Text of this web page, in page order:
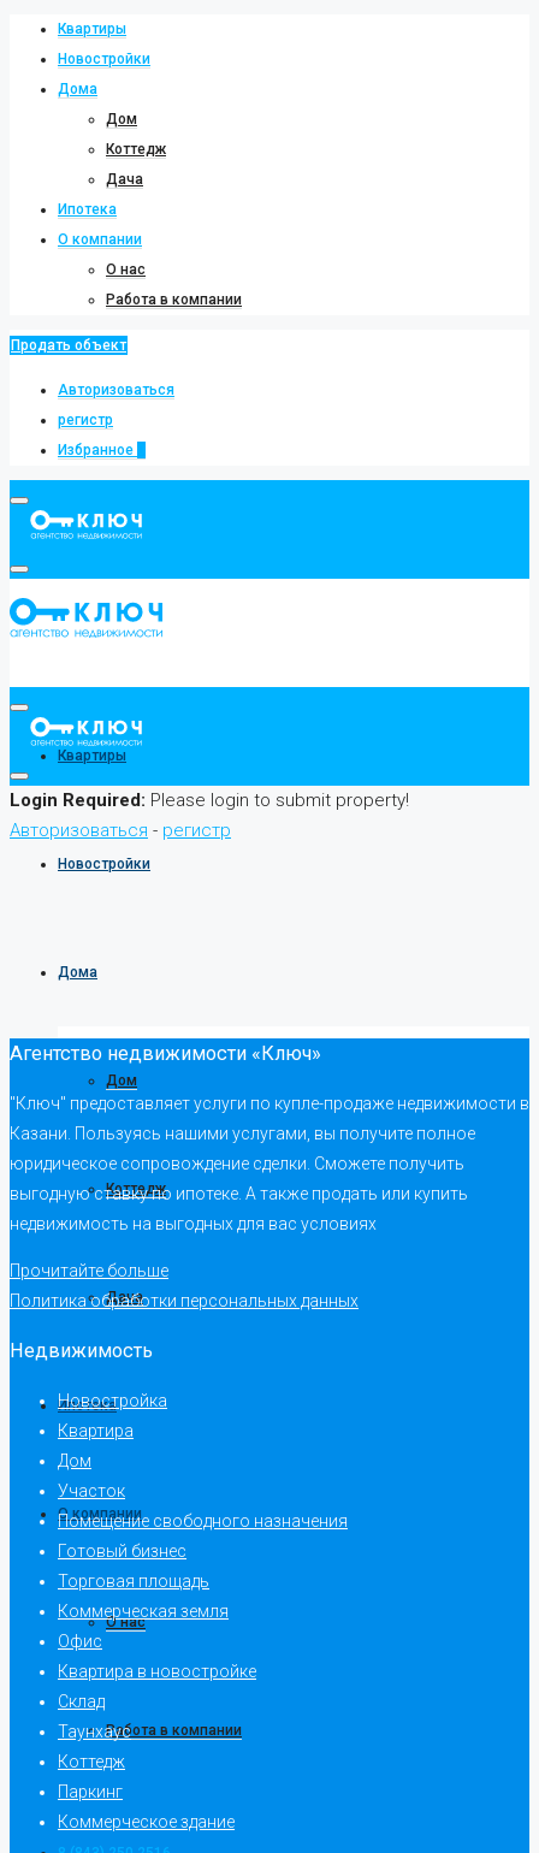
Квартиры
Новостройки
Дома
Дом
Коттедж
Дача
Ипотека
О компании
О нас
Работа в компании
Продать объект
Авторизоваться
регистр
Избранное
Квартиры
Новостройки
Дома
Дом
Коттедж
Дача
Ипотека
О компании
О нас
Работа в компании
Login Required: Please login to submit property!
Авторизоваться - регистр
Агентство недвижимости «Ключ»
"Ключ" предоставляет услуги по купле-продаже недвижимости в
Казани. Пользуясь нашими услугами, вы получите полное
юридическое сопровождение сделки. Сможете получить
выгодную ставку по ипотеке. А также продать или купить
недвижимость на выгодных для вас условиях
Прочитайте больше
Политика обработки персональных данных
Недвижимость
Новостройка
Квартира
Дом
Участок
Помещение свободного назначения
Готовый бизнес
Торговая площадь
Коммерческая земля
Офис
Квартира в новостройке
Склад
Таунхаус
Коттедж
Паркинг
Коммерческое здание